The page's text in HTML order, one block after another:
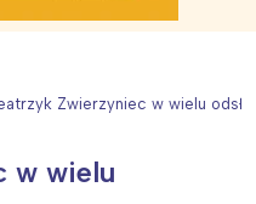
Zwierzyniec w wielu
w wielu